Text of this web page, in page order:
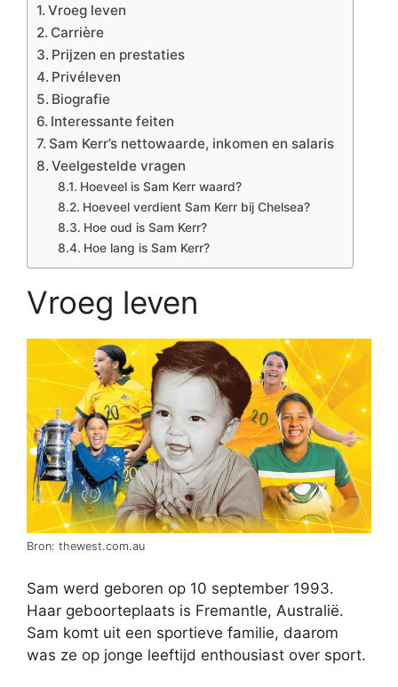
Vroeg leven
Carrière
Prijzen en prestaties
Privéleven
Biografie
Interessante feiten
Sam Kerr’s nettowaarde, inkomen en salaris
Veelgestelde vragen
Hoeveel is Sam Kerr waard?
Hoeveel verdient Sam Kerr bij Chelsea?
Hoe oud is Sam Kerr?
Hoe lang is Sam Kerr?
Vroeg leven
Bron: thewest.com.au
Sam werd geboren op 10 september 1993.
Haar geboorteplaats is Fremantle, Australië.
Sam komt uit een sportieve familie, daarom
was ze op jonge leeftijd enthousiast over sport.